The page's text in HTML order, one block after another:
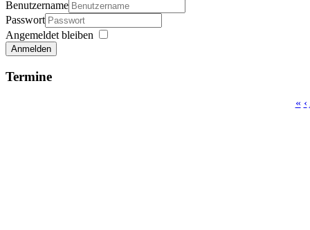
Benutzername
Passwort
Angemeldet bleiben
Anmelden
Termine
« ‹